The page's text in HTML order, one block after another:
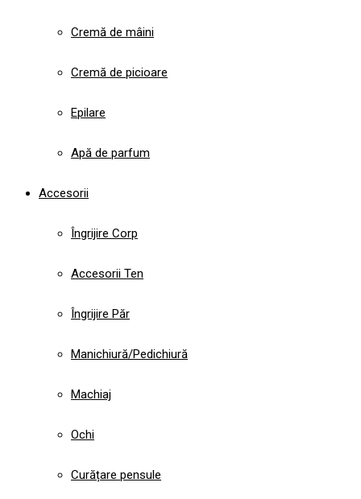
Cremă de mâini
Cremă de picioare
Epilare
Apă de parfum
Accesorii
Îngrijire Corp
Accesorii Ten
Îngrijire Păr
Manichiură/Pedichiură
Machiaj
Ochi
Curățare pensule